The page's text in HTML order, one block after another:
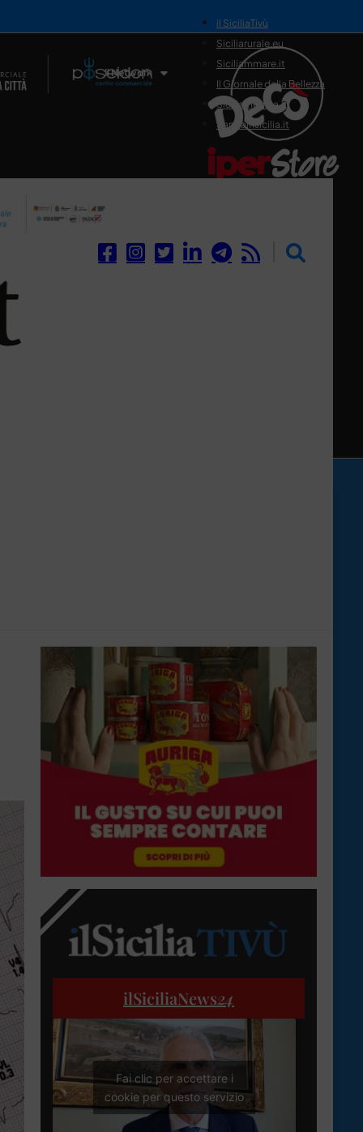
Il Network
il SiciliaTivù
Siciliarurale.eu
Siciliammare.it
Il Giornale della Bellezza
Siciliamedica.it
Sanitainsicilia.it
ilSiciliaNews24
Fai clic per accettare i
cookie per questo servizio